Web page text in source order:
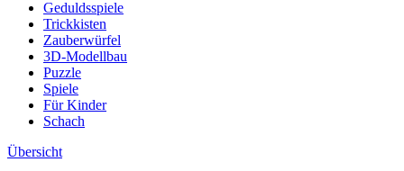
Geduldsspiele
Trickkisten
Zauberwürfel
3D-Modellbau
Puzzle
Spiele
Für Kinder
Schach
Übersicht